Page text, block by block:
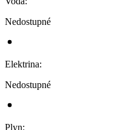
Nedostupné
Elektrina:
Nedostupné
Plyn: